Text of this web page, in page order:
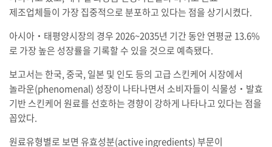
제조업체들이 가장 집중적으로 분포하고 있다는 점을 상기시켰다.
아시아‧태평양시장의 경우 2026~2035년 기간 동안 연평균 13.6%
로 가장 높은 성장률을 기록할 수 있을 것으로 예측됐다.
보고서는 한국, 중국, 일본 및 인도 등의 고급 스킨케어 시장에서
놀라운(phenomenal) 성장이 나타나면서 소비자들이 식물성‧발효
기반 스킨케어 원료를 선호하는 경향이 강하게 나타나고 있다는 점을
꼽았다.
원료유형별로 보면 유효성분(active ingredients) 부문이